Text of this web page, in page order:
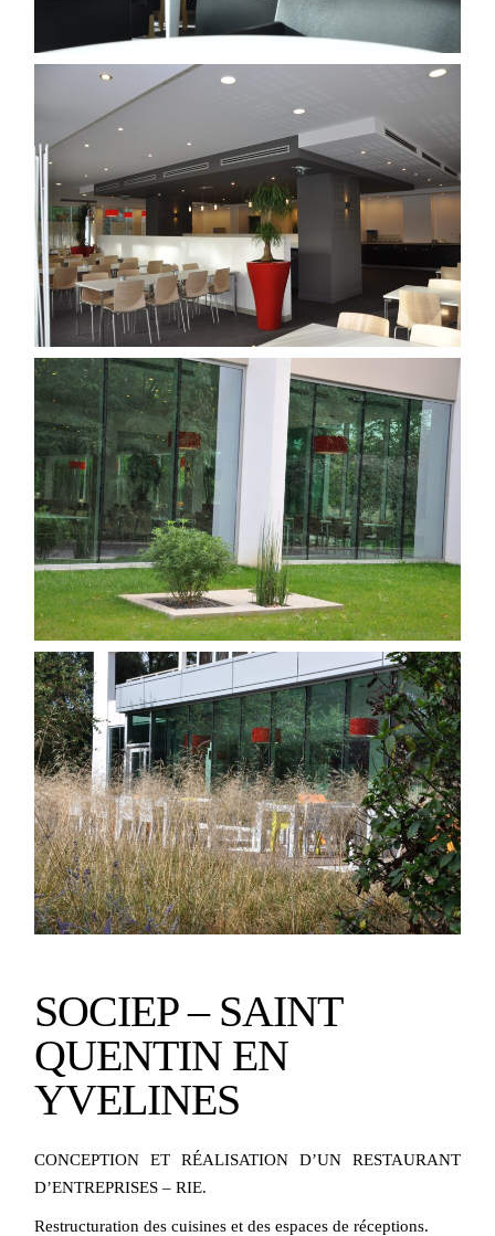
SOCIEP – SAINT
QUENTIN EN
YVELINES
CONCEPTION ET RÉALISATION D’UN RESTAURANT
D’ENTREPRISES – RIE.
Restructuration des cuisines et des espaces de réceptions.